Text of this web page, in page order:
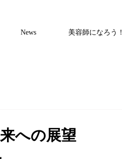
News 美容師になろう！
への展望